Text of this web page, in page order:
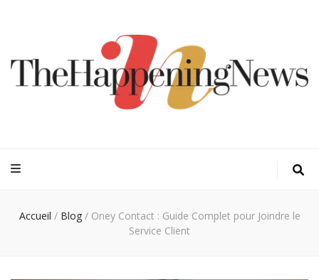
Accueil / Blog / Oney Contact : Guide Complet pour Joindre le
Service Client